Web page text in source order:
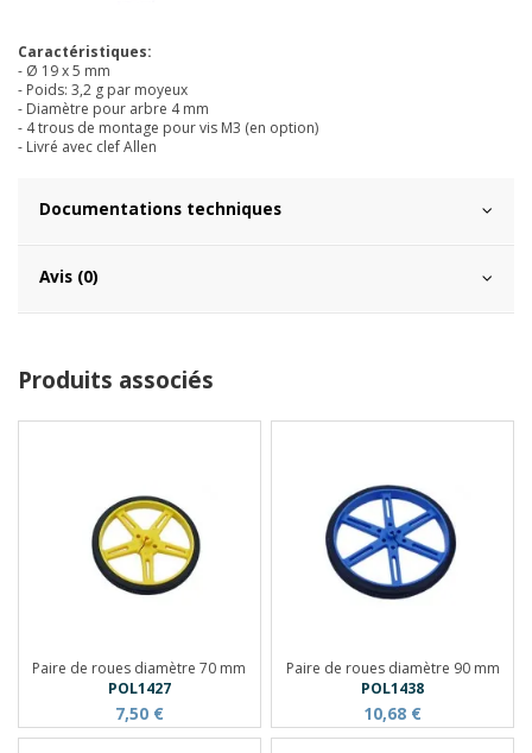
Caractéristiques:
- Ø 19 x 5 mm
- Poids: 3,2 g par moyeux
- Diamètre pour arbre 4 mm
- 4 trous de montage pour vis M3 (en option)
- Livré avec clef Allen
Documentations techniques
Avis (0)
Produits associés
Paire de roues diamètre 70 mm
POL1427
7,50 €
Paire de roues diamètre 90 mm
POL1438
10,68 €